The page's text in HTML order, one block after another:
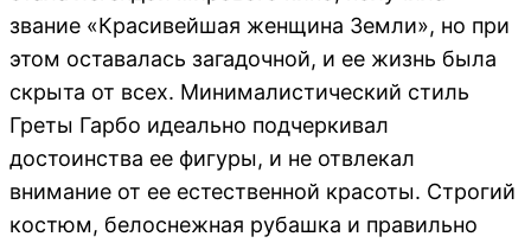
звание «Красивейшая женщина Земли», но при
этом оставалась загадочной, и ее жизнь была
скрыта от всех. Минималистический стиль
Греты Гарбо идеально подчеркивал
достоинства ее фигуры, и не отвлекал
внимание от ее естественной красоты. Строгий
костюм, белоснежная рубашка и правильно